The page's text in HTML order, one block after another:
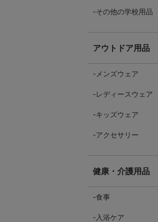
その他の学校用品
アウトドア用品
メンズウェア
レディースウェア
キッズウェア
アクセサリー
健康・介護用品
食事
入浴ケア